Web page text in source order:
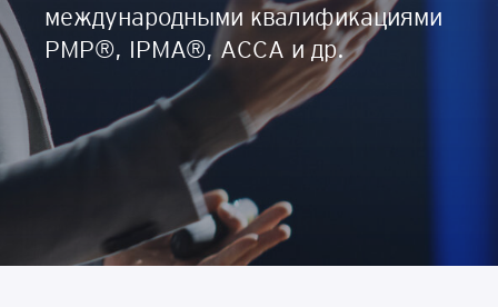
международными квалификациями
PMP®, IPMA®, ACCA и др.